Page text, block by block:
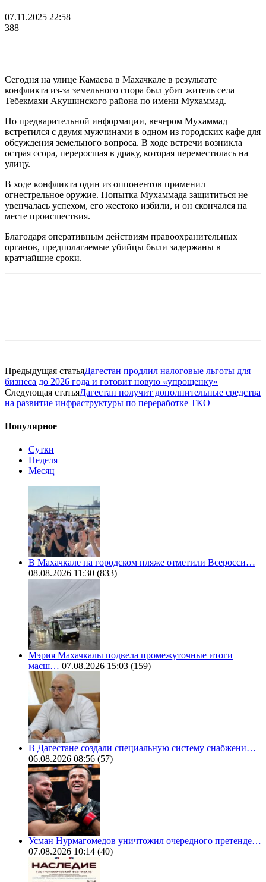
07.11.2025 22:58
388
Сегодня на улице Камаева в Махачкале в результате
конфликта из-за земельного спора был убит житель села
Тебекмахи Акушинского района по имени Мухаммад.
По предварительной информации, вечером Мухаммад
встретился с двумя мужчинами в одном из городских кафе для
обсуждения земельного вопроса. В ходе встречи возникла
острая ссора, переросшая в драку, которая переместилась на
улицу.
В ходе конфликта один из оппонентов применил
огнестрельное оружие. Попытка Мухаммада защититься не
увенчалась успехом, его жестоко избили, и он скончался на
месте происшествия.
Благодаря оперативным действиям правоохранительных
органов, предполагаемые убийцы были задержаны в
кратчайшие сроки.
Предыдущая статьяДагестан продлил налоговые льготы для
бизнеса до 2026 года и готовит новую «упрощенку»
Следующая статьяДагестан получит дополнительные средства
на развитие инфраструктуры по переработке ТКО
Популярное
Сутки
Неделя
Месяц
В Махачкале на городском пляже отметили Всеросси…
08.08.2026 11:30 (833)
Мэрия Махачкалы подвела промежуточные итоги
масш… 07.08.2026 15:03 (159)
В Дагестане создали специальную систему снабжени…
06.08.2026 08:56 (57)
Усман Нурмагомедов уничтожил очередного претенде…
07.08.2026 10:14 (40)